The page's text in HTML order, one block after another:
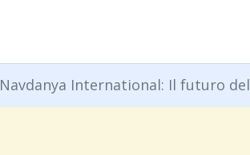
Navdanya International: Il futuro